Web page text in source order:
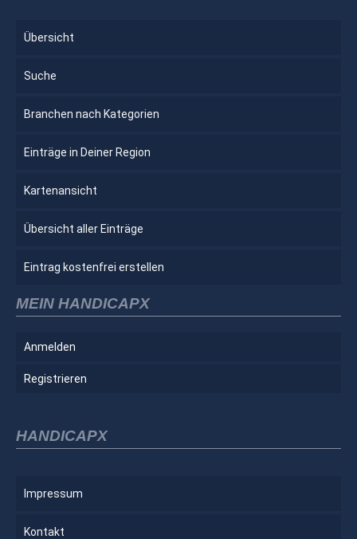
Übersicht
Suche
Branchen nach Kategorien
Einträge in Deiner Region
Kartenansicht
Übersicht aller Einträge
Eintrag kostenfrei erstellen
MEIN HANDICAPX
Anmelden
Registrieren
HANDICAPX
Impressum
Kontakt